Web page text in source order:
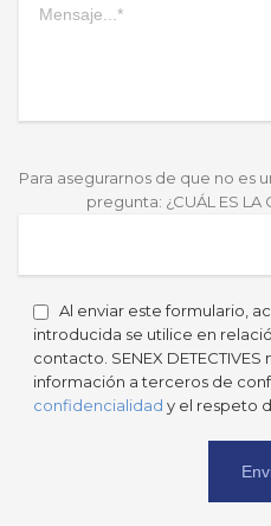
Para asegurarnos de que no es
pregunta: ¿CUÁL ES LA
Al enviar este formulario,
introducida se utilice en
contacto. SENEX
información a terceros de
confidencialidad y el respeto